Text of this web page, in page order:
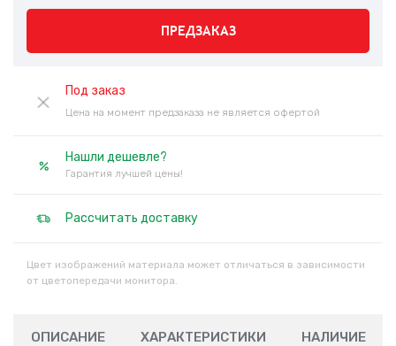
ПРЕДЗАКАЗ
Под заказ
Цена на момент предзаказа не является офертой
Нашли дешевле?
Гарантия лучшей цены!
Рассчитать доставку
Цвет изображений материала может отличаться в зависимости
от цветопередачи монитора.
ОПИСАНИЕ ХАРАКТЕРИСТИКИ НАЛИЧИЕ